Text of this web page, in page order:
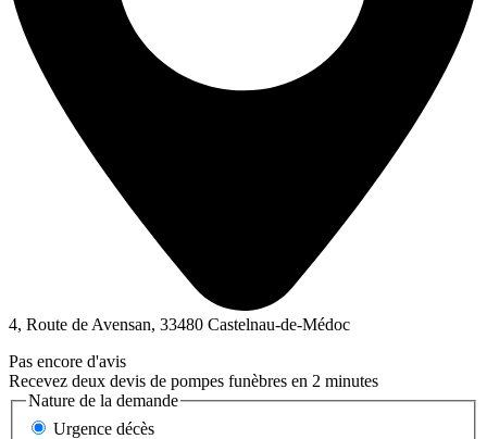
4, Route de Avensan, 33480 Castelnau-de-Médoc
Pas encore d'avis
Recevez deux devis de pompes funèbres en 2 minutes
Nature de la demande
Urgence décès